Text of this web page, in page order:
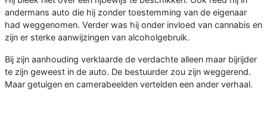
andermans auto die hij zonder toestemming van de eigenaar
had weggenomen. Verder was hij onder invloed van cannabis en
zijn er sterke aanwijzingen van alcoholgebruik.
Bij zijn aanhouding verklaarde de verdachte alleen maar bijrijder
te zijn geweest in de auto. De bestuurder zou zijn weggerend.
Maar getuigen en camerabeelden vertelden een ander verhaal.